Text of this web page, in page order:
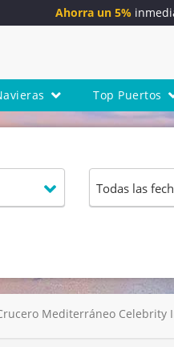
Ahorra un 5%
Top Puertos
Mediterráneo Celebrity